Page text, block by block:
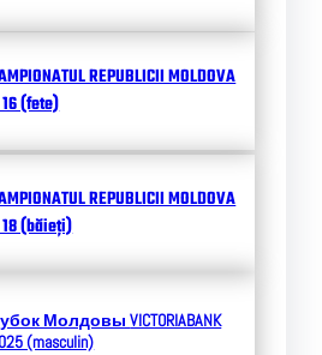
REPUBLICII MOLDOVA
(fete)
REPUBLICII MOLDOVA
18 (băieți)
МолдовыVICTORIABANK
(masculin)